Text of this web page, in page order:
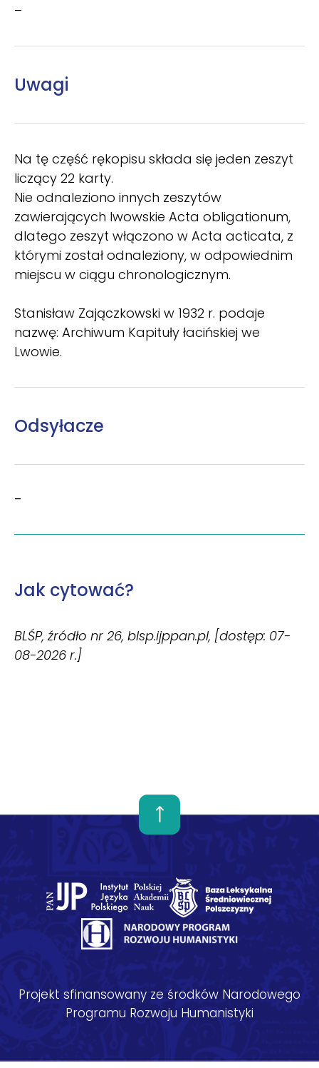
–
Uwagi
Na tę część rękopisu składa się jeden zeszyt
liczący 22 karty.
Nie odnaleziono innych zeszytów
zawierających lwowskie Acta obligationum,
dlatego zeszyt włączono w Acta acticata, z
którymi został odnaleziony, w odpowiednim
miejscu w ciągu chronologicznym.
Stanisław Zajączkowski w 1932 r. podaje
nazwę: Archiwum Kapituły łacińskiej we
Lwowie.
Odsyłacze
–
Jak cytować?
BLŚP, źródło nr 26, blsp.ijppan.pl, [dostęp: 07-
08-2026 r.]
Projekt sfinansowany ze środków Narodowego
Programu Rozwoju Humanistyki